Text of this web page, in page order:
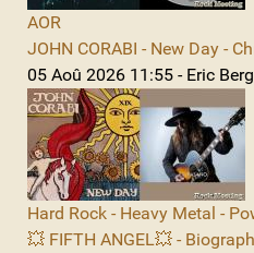
AOR
JOHN CORABI - New Day -
05 Aoû 2026 11:55 - Eric
Hard Rock - Heavy Metal -
💥 FIFTH ANGEL💥 -